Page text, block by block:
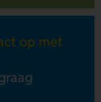
op met